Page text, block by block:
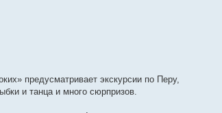
предусматривает экскурсии по Перу,
и танца и много сюрпризов.